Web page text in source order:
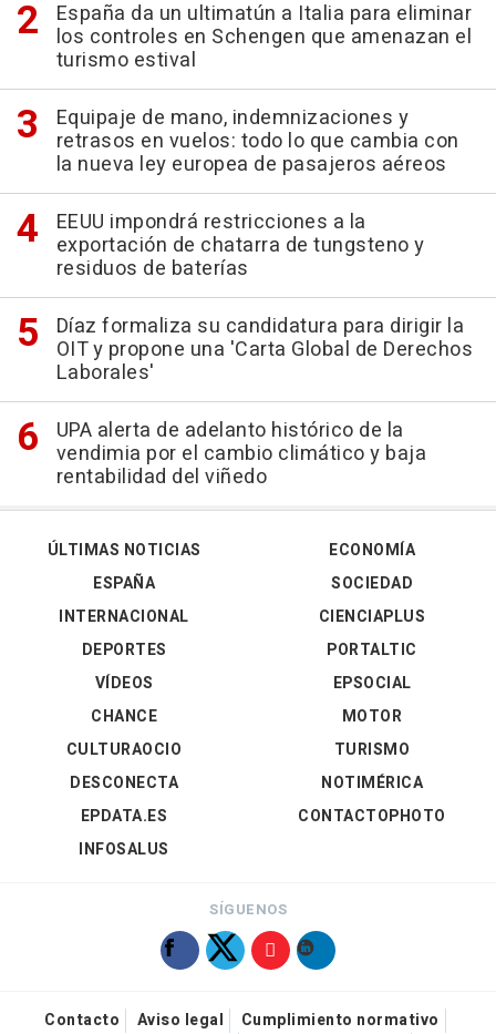
España da un ultimatún a Italia para eliminar
los controles en Schengen que amenazan el
turismo estival
Equipaje de mano, indemnizaciones y
retrasos en vuelos: todo lo que cambia con
la nueva ley europea de pasajeros aéreos
EEUU impondrá restricciones a la
exportación de chatarra de tungsteno y
residuos de baterías
Díaz formaliza su candidatura para dirigir la
OIT y propone una 'Carta Global de Derechos
Laborales'
UPA alerta de adelanto histórico de la
vendimia por el cambio climático y baja
rentabilidad del viñedo
ÚLTIMAS NOTICIAS
ESPAÑA
INTERNACIONAL
DEPORTES
VÍDEOS
ECONOMÍA
SOCIEDAD
CIENCIAPLUS
PORTALTIC
EPSOCIAL
CHANCE
CULTURAOCIO
DESCONECTA
EPDATA.ES
INFOSALUS
MOTOR
TURISMO
NOTIMÉRICA
CONTACTOPHOTO
SÍGUENOS
Contacto Aviso legal
Cumplimiento normativo